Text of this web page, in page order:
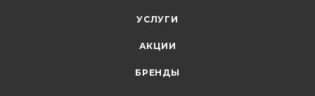
УСЛУГИ
АКЦИИ
БРЕНДЫ